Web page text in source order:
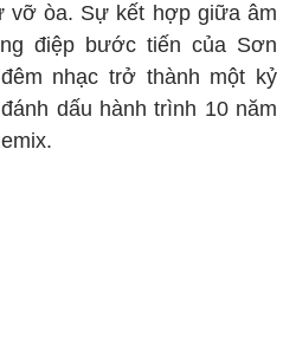
vỡ òa. Sự kết hợp giữa âm
điệp bước tiến của Sơn
nhạc trở thành một kỷ
dấu hành trình 10 năm